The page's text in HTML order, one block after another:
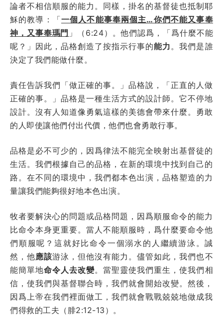
論者不相信順服的能力。同樣，掛名的基督徒也抵制耶
穌的教導：「一個人不能事奉兩個主…你們不能又事奉
神，又事奉瑪門 」（6:24）。他們認爲，「爲什麼不能
呢？」因此，品格創造了按指示行事的能力 。我們是誰
決定了我們能做什麼。
責任告訴我們「做正確的事。」品格說，「正直的人做
正確的事。」品格是一種生活方式的設計師。它不停地
設計。沒有人知道像勇氣這樣的美德會帶來什麼。勇敢
的人即使讓他們付出代價，他們也會勇敢行事。
品格是必不可少的，因爲律法不能完全映射出基督徒的
生活。我們根據自己的品格，在新的環境中找到自己的
路。在不同的環境中，我們都本色出演，品格塑造的力
量讓我們能夠很好地本色出演。
牧者要解決心的問題或品格問題，因爲順服命令的能力
比命令本身更重要。當人不能順服時，爲什麼要命令他
們順服呢？這就好比命令一個溺水的人繼續游泳。誠
然，他應該游泳，但他沒有能力。儘管如此，我們也不
能簡單地命令人去改變。當聖靈使我們重生，使我們相
信，使我們與基督聯合時，我們就會開始改變。然後，
因爲上帝在我們裡面做工，我們就會戰戰兢兢地做成我
們得救的工夫（腓2:12-13）。